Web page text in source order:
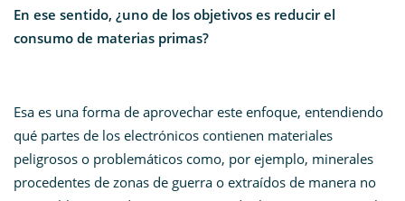
En ese sentido, ¿uno de los objetivos es reducir el
consumo de materias primas?
Esa es una forma de aprovechar este enfoque, entendiendo
qué partes de los electrónicos contienen materiales
peligrosos o problemáticos como, por ejemplo, minerales
procedentes de zonas de guerra o extraídos de manera no